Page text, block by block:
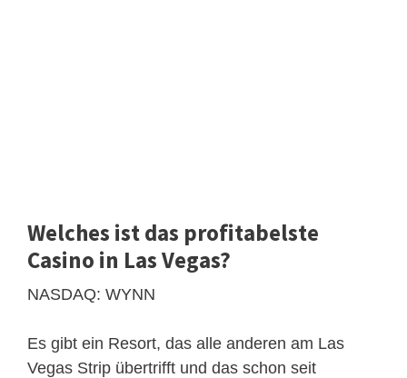
Welches ist das profitabelste
Casino in Las Vegas?
NASDAQ: WYNN
Es gibt ein Resort, das alle anderen am Las
Vegas Strip übertrifft und das schon seit